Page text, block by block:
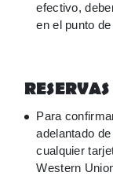
efectivo,
en el punto
Para
adelantado
cualquier
Western